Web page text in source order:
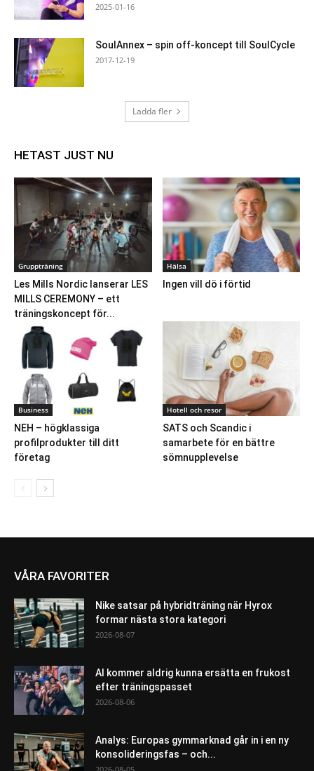
2025-01-16
SoulAnnex – spin off-koncept till SoulCycle
2017-12-19
Ladda fler
HETAST JUST NU
Gruppträning
Les Mills Nordic lanserar LES
MILLS CEREMONY – ett
träningskoncept för...
Hälsa
Ingen vill dö i förtid
Business
NEH – högklassiga
profilprodukter till ditt
företag
Hotell och resor
SATS och Scandic i
samarbete för en bättre
sömnupplevelse
VÅRA FAVORITER
Nike satsar på hybridträning när Hyrox
formar nästa stora kategori
2026-08-07
AI kommer aldrig kunna ersätta en frukost
efter träningspasset
2026-08-06
Analys: Europas gymmarknad går in i en ny
konsolideringsfas – och...